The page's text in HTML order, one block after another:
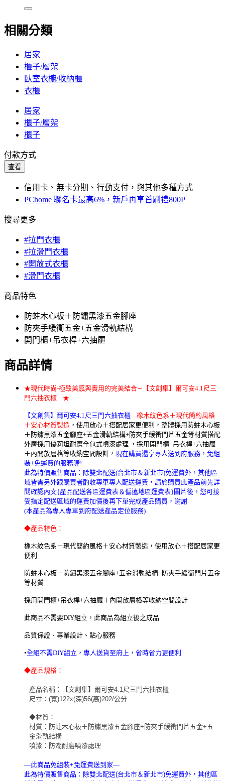
相關分類
居家
櫃子/層架
臥室衣櫥/收納櫃
衣櫃
居家
櫃子/層架
櫃子
付款方式
查看
信用卡、無卡分期、行動支付，與其他多種方式
PChome 聯名卡最高6%，新戶再享首刷禮800P
搜尋更多
#拉門衣櫃
#拉滑門衣櫃
#開放式衣櫃
#滑門衣櫃
商品特色
防蛀木心板＋防鏽黑漆五金腳座
防夾手緩衝五金+五金滑軌結構
開門櫃+吊衣桿+六抽屜
商品詳情
★現代時尚-極致美感與實用的完美結合∼ 【文創集】爾可安4.1尺三
門六抽衣櫃
★
【文創集】爾可安4.1尺三門六抽衣櫃
橡木紋色系＋現代簡約風格
＋安心材質製造 ，使用放心＋搭配居家更便利，整體採用防蛀木心板
＋防鏽黑漆五金腳座+五金滑軌結構+防夾手緩衝門片五金等材質搭配
外層採用優莉坦耐磨全包式噴漆處理 ，採用開門櫃+吊衣桿+六抽屜
＋內開放層格等收納空間設計， 現在購買還享專人送到府服務，免組
裝+免運費的服務喔!
此為特價販售商品：除雙北配送(台北市＆新北市)免運費外，其他區
域皆需另外跟購買者酌收專車專人配送運費，請於購買此產品前先詳
閱確認內文{產品配送各區運費表＆偏遠地區運費表}圖片後，您可接
受指定配送區域的運費加價後再下單完成產品購買，謝謝
(本產品為專人專車到府配送產品定位服務)
◆產品特色：
橡木紋色系＋現代簡約風格＋安心材質製造，使用放心＋搭配居家更
便利
防蛀木心板＋防鏽黑漆五金腳座+五金滑軌結構+防夾手緩衝門片五金
等材質
採用開門櫃+吊衣桿+六抽屜＋內開放層格等收納空間設計
此商品不需要DIY組立，此商品為組立後之成品
品質保證、專業設計、貼心服務
•全組不需DIY組立，專人送貨至府上，省時省力更便利
◆產品規格：
產品名稱：【文創集】爾可安4.1尺三門六抽衣櫃
尺寸：(寬)122x(深)56(高)202/公分
◆材質：
材質：防蛀木心板＋防鏽黑漆五金腳座+防夾手緩衝門片五金+五
金滑軌結構
噴漆：防潮耐磨噴漆處理
—此商品免組裝+免運費送到家—
此為特價販售商品：除雙北配送(台北市＆新北市)免運費外，其他區